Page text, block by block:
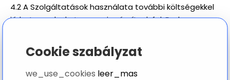
4.2 A Szolgáltatások használata további költségekkel
járhat, amelyeket nem mi számítunk fel. Ezek a
mobilszolgáltató) származó SMS küldéséért vagy
fogadásáért felszámított díjakat. Nem vállalunk
felelősséget az ilyen költségekért, és Ön megérti és
Cookie szabályzat
we_use_cookies leer_mas